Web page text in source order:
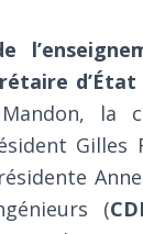
la
Gilles
(